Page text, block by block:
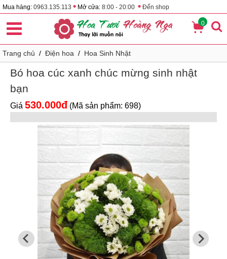
Mua hàng: 0963.135.113 • Mở cửa: 8:00 - 20:00 • Đến shop
0
Trang chủ / Điện hoa / Hoa Sinh Nhật
Bó hoa cúc xanh chúc mừng sinh nhật
bạn
Giá 530.000đ (Mã sản phẩm: 698)